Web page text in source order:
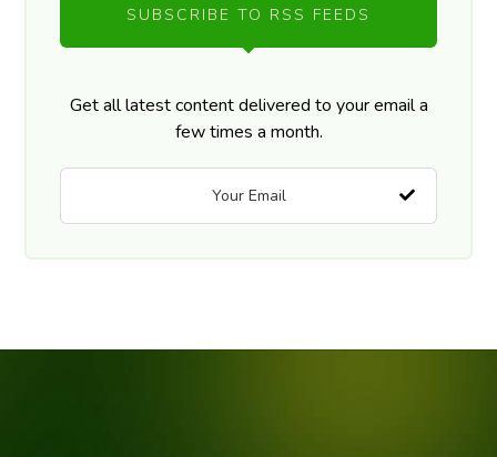
SUBSCRIBE TO RSS FEEDS
Get all latest content delivered to your email a
few times a month.